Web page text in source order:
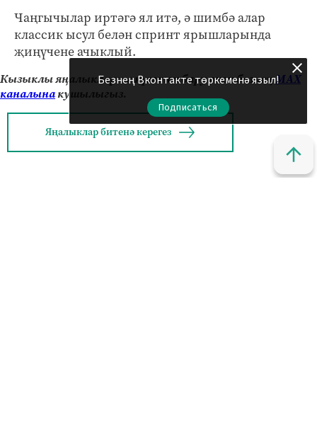
Чаңгычылар иртәгә ял итә, ә шимбә алар
классик ысул белән спринт ярышларында
җиңүчене ачыклый.
Кызыклы яңалыкларны күзәтеп бару өчен безнеңМАХ
каналынакушылыгыз.
Яңалыклар битенә керегез
Безнең Вконтакте төркеменә языл!
Подписаться